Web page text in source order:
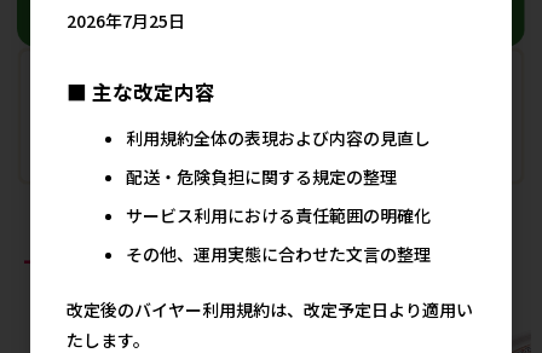
おすすめ商品
2026年7月25日
■ 主な改定内容
利用規約全体の表現および内容の見直し
配送・危険負担に関する規定の整理
サービス利用における責任範囲の明確化
その他、運用実態に合わせた文言の整理
改定後のバイヤー利用規約は、改定予定日より適用い
たします。